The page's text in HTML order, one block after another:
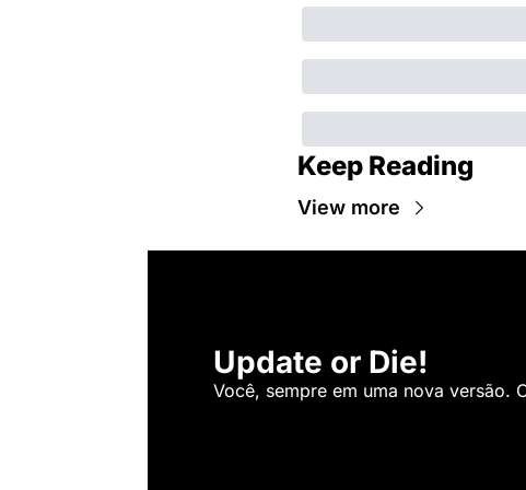
Keep Reading
View more
Update or Die!
Você, sempre em uma nova versão.